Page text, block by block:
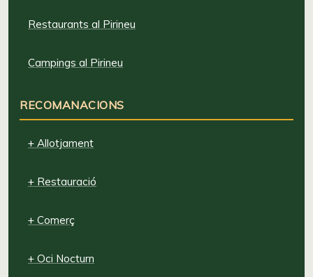
Restaurants al Pirineu
Campings al Pirineu
RECOMANACIONS
+ Allotjament
+ Restauració
+ Comerç
+ Oci Nocturn